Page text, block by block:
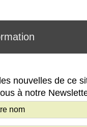
nouvelles de ce
à notre